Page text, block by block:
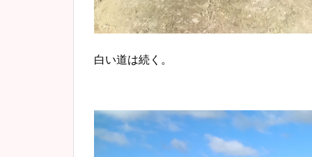
白い道は続く。